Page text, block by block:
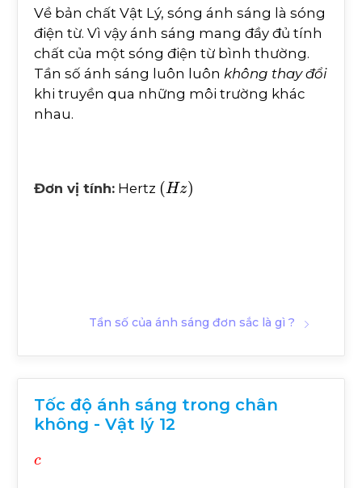
Về bản chất Vật Lý, sóng ánh sáng là sóng
điện từ. Vì vậy ánh sáng mang đầy đủ tính
chất của một sóng điện từ bình thường.
Tần số ánh sáng luôn luôn không thay đổi
khi truyền qua những môi trường khác
nhau.
Đơn vị tính: Hertz (Hz )
Tần số của ánh sáng đơn sắc là gì ?
Tốc độ ánh sáng trong chân
không - Vật lý 12